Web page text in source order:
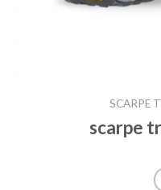
SCARPE
scarpe